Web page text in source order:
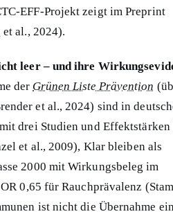
EFF-Projekt zeigt im Preprint
al., 2024).
leer – und ihre
der Grünen Liste Prävention
et al., 2024) sind in
drei Studien und Effektstärken
et al., 2009), Klar bleiben als
2000 mit Wirkungsbeleg im
0,65 für Rauchprävalenz
ist nicht die Übernahme